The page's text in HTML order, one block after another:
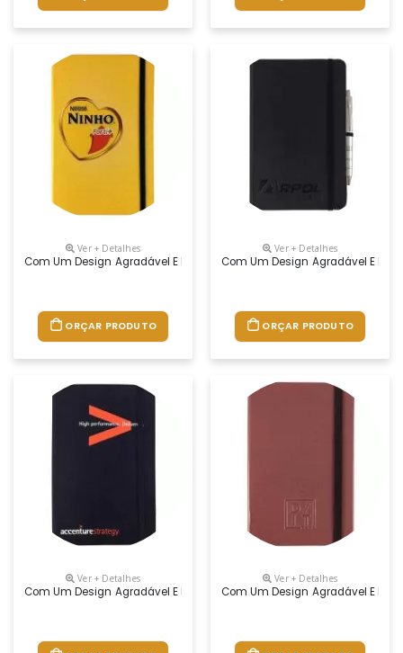
Ver + Detalhes
Com Um Design Agradável E De Grande Utilidade, O Moleskine Agrada
ORÇAR PRODUTO
Ver + Detalhes
Com Um Design Agradável E De
ORÇAR PRODUTO
Ver + Detalhes
Com Um Design Agradável E De Grande Utilidade, O Moleskine Agrada
Ver + Detalhes
Com Um Design Agradável E De